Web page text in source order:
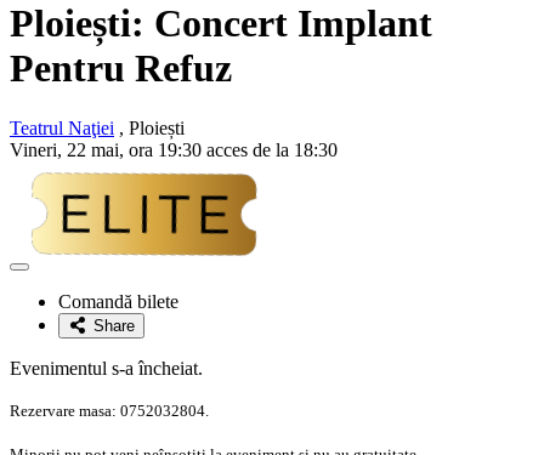
Ploiești: Concert Implant
Pentru Refuz
Teatrul Naţiei , Ploiești
Vineri, 22 mai, ora 19:30 acces de la 18:30
Adaugă
favoriteComandă bilete
Share
Evenimentul s-a încheiat.
Rezervare masa: 0752032804.